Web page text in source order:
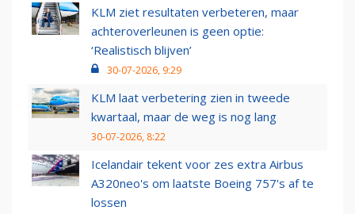
KLM ziet resultaten verbeteren, maar
achteroverleunen is geen optie:
‘Realistisch blijven’
30-07-2026, 9:29
KLM laat verbetering zien in tweede
kwartaal, maar de weg is nog lang
30-07-2026, 8:22
Icelandair tekent voor zes extra Airbus
A320neo's om laatste Boeing 757's af te
lossen